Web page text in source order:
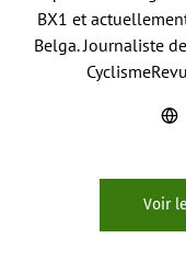
BX1 et
Belga. Journaliste
Voir